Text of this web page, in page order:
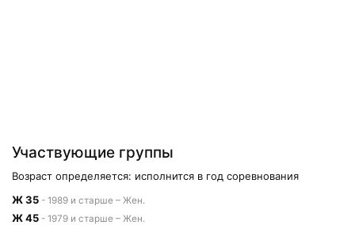
Участвующие группы
Возраст определяется: исполнится в год соревнования
Ж 35 - 1989 и старше – Жен.
Ж 45 - 1979 и старше – Жен.